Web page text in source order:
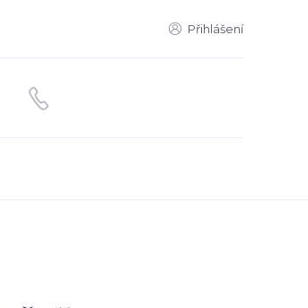
Přihlášení